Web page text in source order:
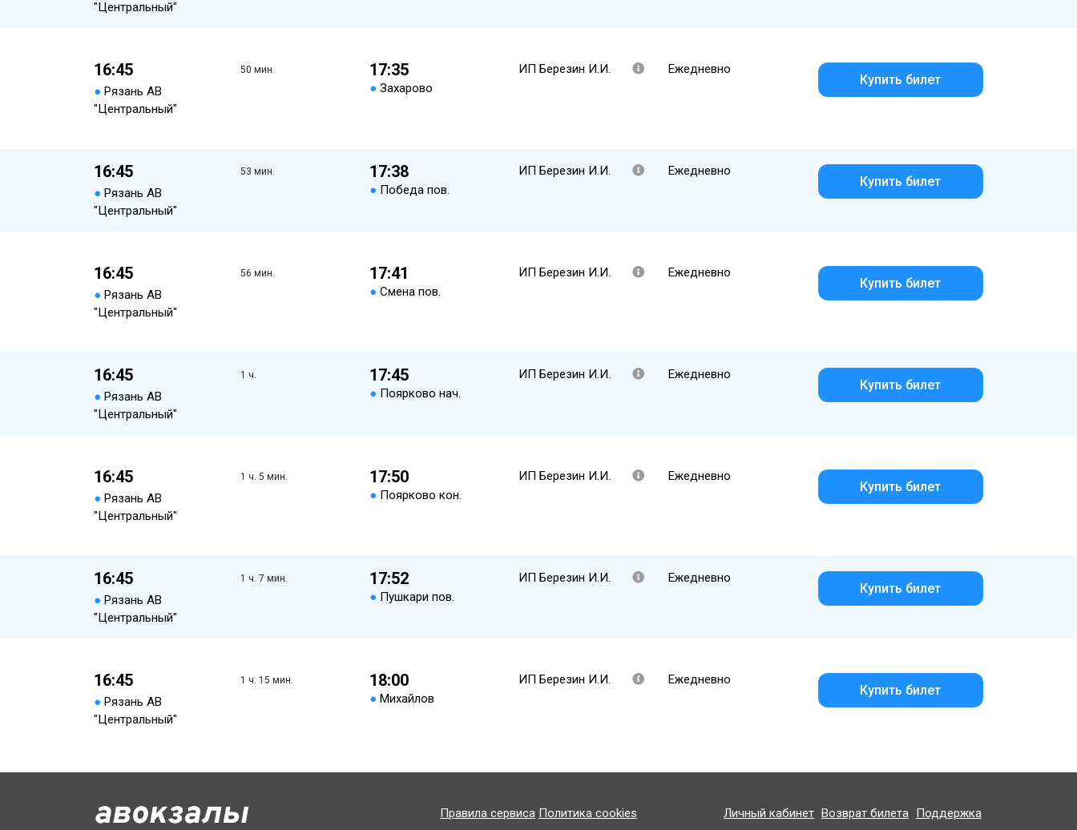
"Центральный"
16:45
● Рязань АВ
"Центральный"
50 мин. 17:35
● Захарово
ИП Березин И.И. Ежедневно
Купить билет
16:45
● Рязань АВ
"Центральный"
53 мин. 17:38
● Победа пов.
ИП Березин И.И. Ежедневно
Купить билет
16:45
● Рязань АВ
"Центральный"
56 мин. 17:41
● Смена пов.
ИП Березин И.И. Ежедневно
Купить билет
16:45
● Рязань АВ
"Центральный"
1 ч. 17:45
● Поярково нач.
ИП Березин И.И. Ежедневно
Купить билет
16:45
● Рязань АВ
"Центральный"
1 ч. 5 мин. 17:50
● Поярково кон.
ИП Березин И.И. Ежедневно
Купить билет
16:45
● Рязань АВ
"Центральный"
1 ч. 7 мин. 17:52
● Пушкари пов.
ИП Березин И.И. Ежедневно
Купить билет
16:45
● Рязань АВ
"Центральный"
1 ч. 15 мин. 18:00
● Михайлов
ИП Березин И.И. Ежедневно
Купить билет
Правила сервиса Политика cookies Личный кабинет Возврат билета Поддержка